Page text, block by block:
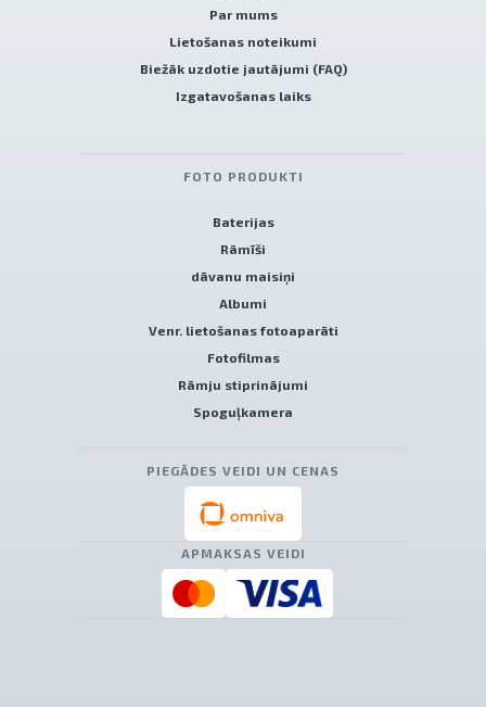
Par mums
Lietošanas noteikumi
Biežāk uzdotie jautājumi (FAQ)
Izgatavošanas laiks
FOTO PRODUKTI
Baterijas
Rāmīši
dāvanu maisiņi
Albumi
Venr. lietošanas fotoaparāti
Fotofilmas
Rāmju stiprinājumi
Spoguļkamera
PIEGĀDES VEIDI UN CENAS
APMAKSAS VEIDI